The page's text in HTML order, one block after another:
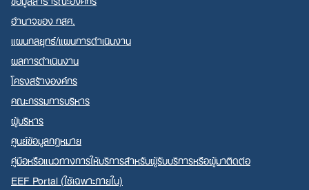
Search
for:
อำนาจของ กสศ.
แผนกลยุทธ์/แผนการดำเนินงาน
ผลการดำเนินงาน
โครงสร้างองค์กร
คณะกรรมการบริหาร
ผู้บริหาร
ศูนย์ข้อมูลกฎหมาย
คู่มือหรือแนวทางการให้บริการสำหรับผู้รับบริการหรือผู้มาติดต่อ
EEF Portal (ใช้เฉพาะภายใน)